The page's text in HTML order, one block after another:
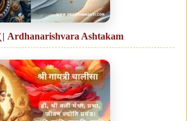
| Ardhanarishvara Ashtakam